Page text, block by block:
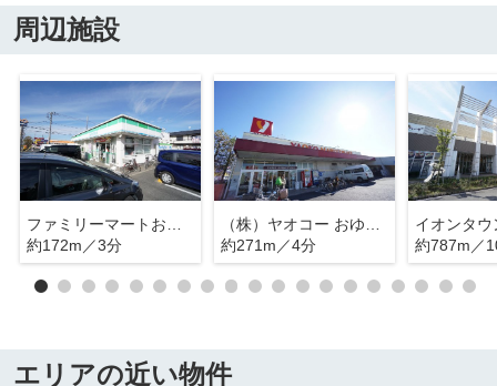
周辺施設
ファミリーマートおゆみ野中央７丁目店
約172m／3分
（株）ヤオコー おゆみ野店
約271m／4分
約787m／
エリアの近い物件